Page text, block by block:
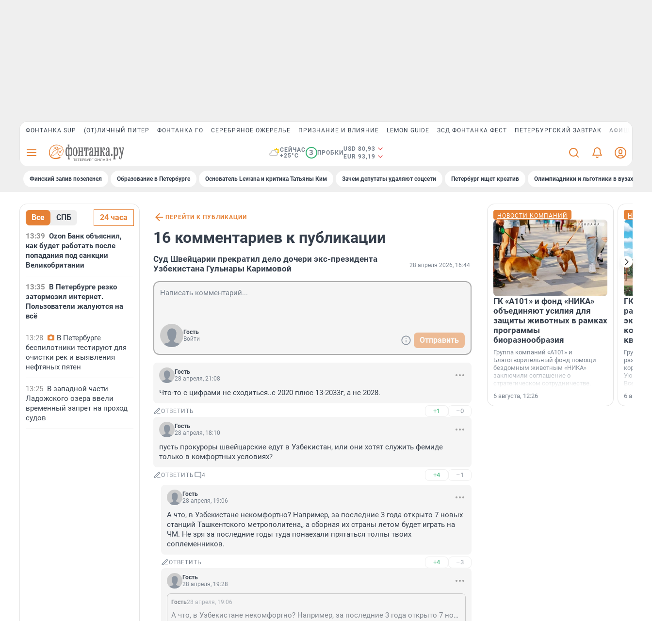
ФОНТАНКА SUP (ОТ)ЛИЧНЫЙ ПИТЕР ФОНТАНКА ГО СЕРЕБРЯНОЕ ОЖЕРЕЛЬЕ ПРИЗНАНИЕ И ВЛИЯНИЕ LEMON GUIDE ЗСД ФОНТАНКА ФЕСТ ПЕТЕРБУРГСКИЙ ЗАВТРАК АФИША PLUS
СЕЙЧАС
+25°C
3 ПРОБКИ
USD 80,93
EUR 93,19
Финский залив позеленел Образование в Петербурге Основатель Levrana и критика Татьяны Ким Зачем депутаты удаляют соцсети Петербург ищет креатив Олимпиадники и льготники в вузах СПб
Все СПБ 24 часа
13:39 Ozon Банк объяснил,
как будет работать после
попадания под санкции
Великобритании
13:35 В Петербурге резко
затормозил интернет.
Пользователи жалуются на
всё
13:28
В Петербурге
беспилотники тестируют для
очистки рек и выявления
нефтяных пятен
13:25 В западной части
Ладожского озера ввели
временный запрет на проход
судов
ПЕРЕЙТИ К ПУБЛИКАЦИИ
16 комментариев к публикации
Суд Швейцарии прекратил дело дочери экс-президента
Узбекистана Гульнары Каримовой
28 апреля 2026, 16:44
Гость
Войти
Отправить
Гость
28 апреля, 21:08
Что-то с цифрами не сходиться..с 2020 плюс 13-2033г, а не 2028.
ОТВЕТИТЬ +1 –0
Гость
28 апреля, 18:10
пусть прокуроры швейцарские едут в Узбекистан, или они хотят служить фемиде
только в комфортных условиях?
ОТВЕТИТЬ 4 +4 –1
Гость
28 апреля, 19:06
А что, в Узбекистане некомфортно? Например, за последние 3 года открыто 7 новых
станций Ташкентского метрополитена,, а сборная их страны летом будет играть на
ЧМ. Не зря за последние годы туда понаехали прятаться толпы твоих
соплеменников.
ОТВЕТИТЬ +4 –3
Гость
28 апреля, 19:28
Гость28 апреля, 19:06
А что, в Узбекистане некомфортно? Например, за последние 3 года открыто 7 новых станций Ташкентского метрополитена,, а сборная их страны летом будет играть на ЧМ. Не зря за последние годы туда понаехали прятаться толпы твоих соплеменников.
НОВОСТИ КОМПАНИЙ
ГК «А101» и фонд «НИКА»
объединяют усилия для
защиты животных в рамках
программы
биоразнообразия
Группа компаний «А101» и
Благотворительный фонд помощи
бездомным животным «НИКА»
заключили соглашение о
стратегическом сотрудничестве.
6 августа, 12:26
ГК
Группа
корпуса
Уютный
6